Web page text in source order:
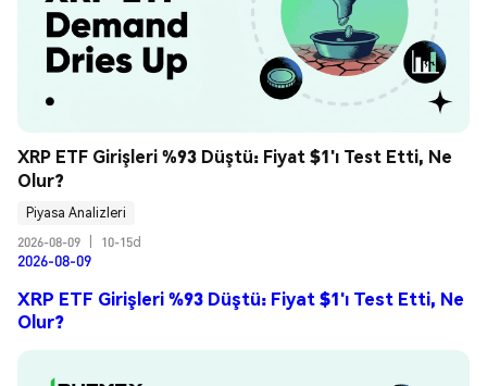
XRP ETF Girişleri %93 Düştü: Fiyat $1'ı Test Etti, Ne
Olur?
Piyasa Analizleri
2026-08-09
10-15d
2026-08-09
XRP ETF Girişleri %93 Düştü: Fiyat $1'ı Test Etti, Ne
Olur?